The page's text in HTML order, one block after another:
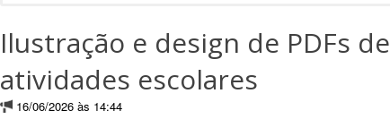
Ilustração e design de PDFs de
atividades escolares
16/06/2026 às 14:44